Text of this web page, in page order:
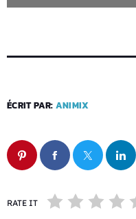
ÉCRIT PAR: ANIMIX
RATE IT